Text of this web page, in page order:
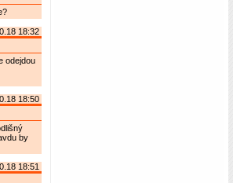
18:32
odejdou
18:50
by
18:51